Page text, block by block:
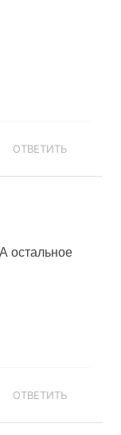
ОТВЕТИТЬ
остальное
ОТВЕТИТЬ